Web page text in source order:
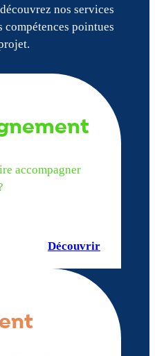
nos services
compétences pointues
accompagner
Découvrir